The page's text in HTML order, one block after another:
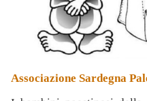
Associazione Sardegna